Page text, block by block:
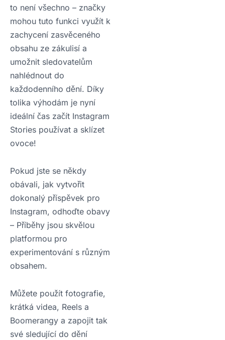
to není všechno – značky
mohou tuto funkci využít k
zachycení zasvěceného
obsahu ze zákulisí a
umožnit sledovatelům
nahlédnout do
každodenního dění. Díky
tolika výhodám je nyní
ideální čas začít Instagram
Stories používat a sklízet
ovoce!
Pokud jste se někdy
obávali, jak vytvořit
dokonalý příspěvek pro
Instagram, odhoďte obavy
– Příběhy jsou skvělou
platformou pro
experimentování s různým
obsahem.
Můžete použít fotografie,
krátká videa, Reels a
Boomerangy a zapojit tak
své sledující do dění